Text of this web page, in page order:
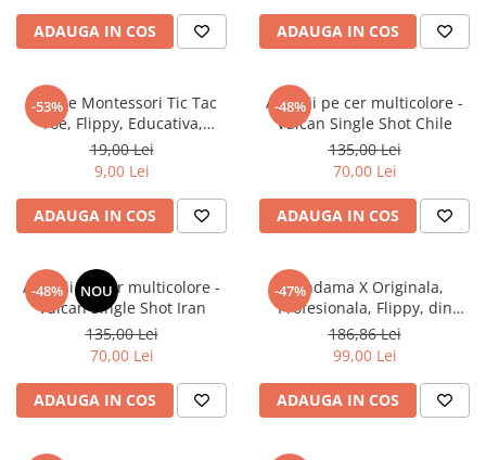
Seturi de artificii
Torte de stadion
Vulcani electrici
Kendama Special
Kendama Super Sticky Big Cup V2
Kendama Zen V3 Cupe Mari
Petreceri Sportive
ADAUGA IN COS ADAUGA IN COS
-53%
Jucarie Montessori Tic Tac
Toe, Flippy, Educativa,
Interactiva, din lemn, X si O, 9
Piese, 14.3x14.3 cm, Negru
19,00 Lei
9,00 Lei
ADAUGA IN COS
-48%
Artificii pe cer multicolore -
Vulcan Single Shot Chile
135,00 Lei
70,00 Lei
ADAUGA IN COS
-48% NOU
Artificii pe cer multicolore -
Vulcan Single Shot Iran
135,00 Lei
70,00 Lei
ADAUGA IN COS
-47%
Kendama X Originala,
Profesionala, Flippy, din
Lemn, Super Sticky, 18 cm,
Multicolor
186,86 Lei
99,00 Lei
ADAUGA IN COS